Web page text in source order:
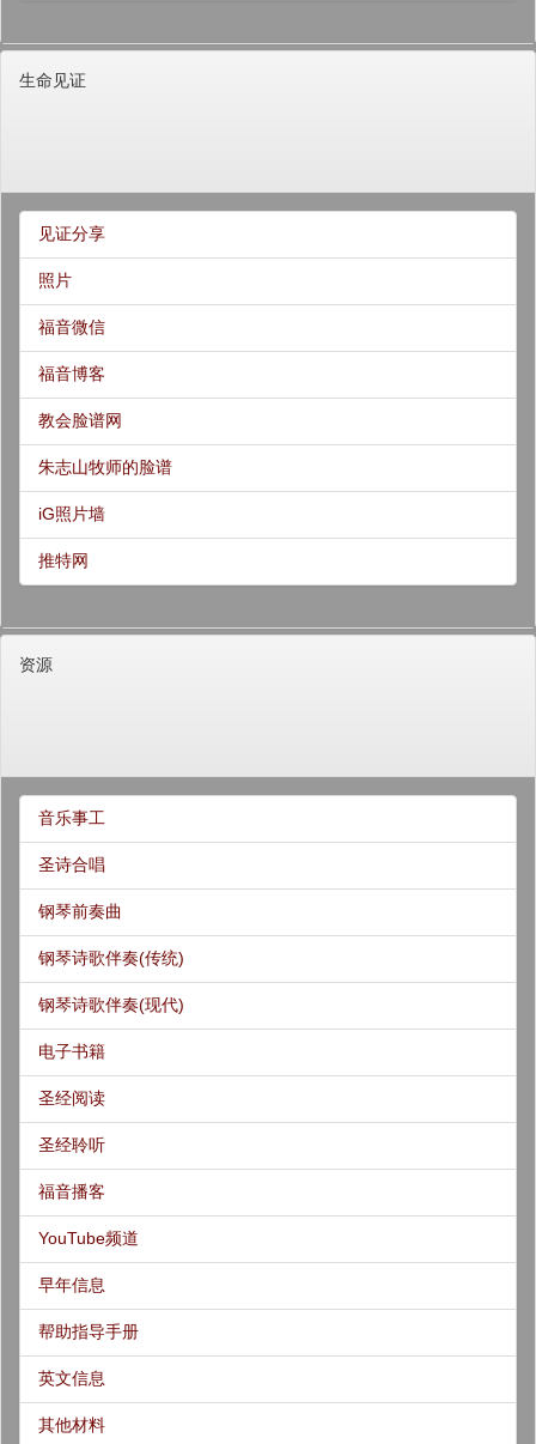
生命见证
见证分享
照片
福音微信
福音博客
教会脸谱网
朱志山牧师的脸谱
iG照片墙
推特网
资源
音乐事工
圣诗合唱
钢琴前奏曲
钢琴诗歌伴奏(传统)
钢琴诗歌伴奏(现代)
电子书籍
圣经阅读
圣经聆听
福音播客
YouTube频道
早年信息
帮助指导手册
英文信息
其他材料